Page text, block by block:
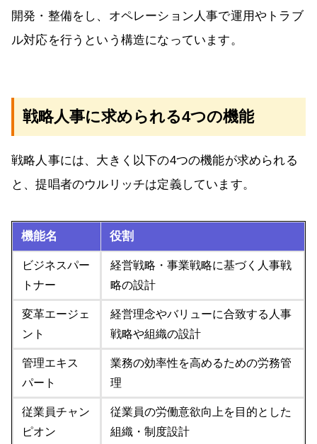
開発・整備をし、オペレーション人事で運用やトラブ
ル対応を行うという構造になっています。
戦略人事に求められる4つの機能
戦略人事には、大きく以下の4つの機能が求められる
と、提唱者のウルリッチは定義しています。
機能名 役割
ビジネスパー
トナー
経営戦略・事業戦略に基づく人事戦
略の設計
変革エージェ
ント
経営理念やバリューに合致する人事
戦略や組織の設計
管理エキス
パート
業務の効率性を高めるための労務管
理
従業員チャン
ピオン
従業員の労働意欲向上を目的とした
組織・制度設計